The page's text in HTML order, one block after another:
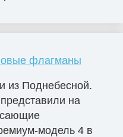
флагманы
из Поднебесной.
на
модель 4 в